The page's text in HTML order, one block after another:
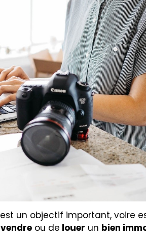
est un objectif important, voire
vendre ou de louer un bien